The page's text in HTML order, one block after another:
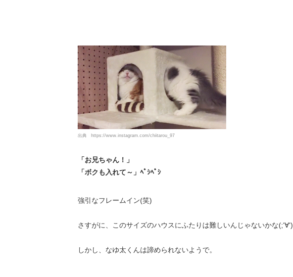
出典 https://www.instagram.com/chiitarou_97
「お兄ちゃん！」
「ボクも入れて～」ﾍﾟｼﾍﾟｼ
強引なフレームイン(笑)
さすがに、このサイズのハウスにふたりは難しいんじゃないかな(;'∀')
しかし、なゆ太くんは諦められないようで。